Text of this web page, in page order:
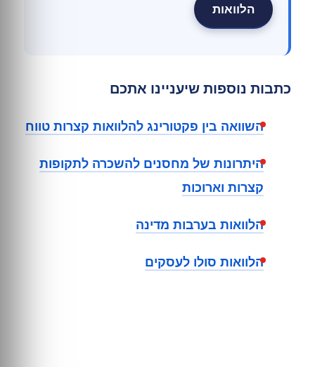
הלוואות
כתבות נוספות שיעניינו אתכם
השוואה בין פקטורינג להלוואות קצרות טווח
היתרונות של מחסנים להשכרה לתקופות
קצרות וארוכות
הלוואות בערבות מדינה
הלוואות סולו לעסקים